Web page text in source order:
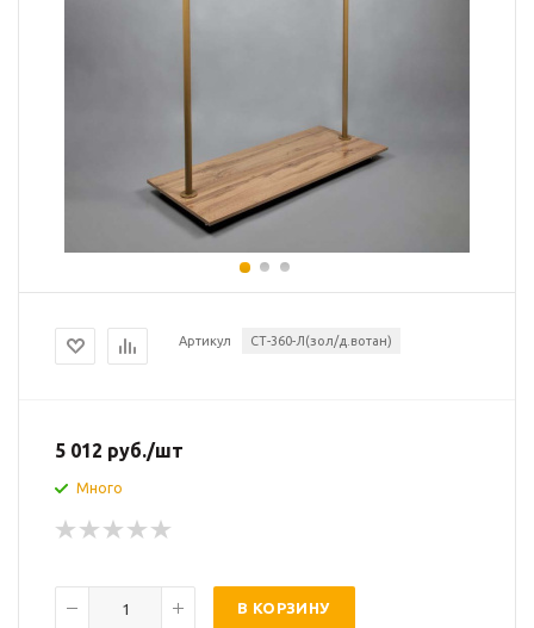
Артикул СТ-360-Л(зол/д.вотан)
5 012 руб./шт
Много
В КОРЗИНУ